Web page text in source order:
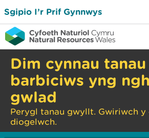
Sgipio I’r Prif Gynnwys
Dim cynnau tanau
barbiciws yng
gwlad
Perygl tanau gwyllt. Gwiriwch y
diogelwch.